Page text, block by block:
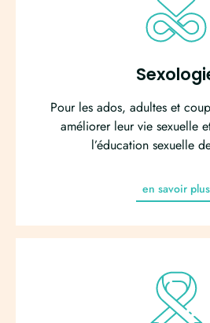
Pour les ados, adultes et
améliorer leur vie sexuelle
l’éducation sexuelle
en savoir plus